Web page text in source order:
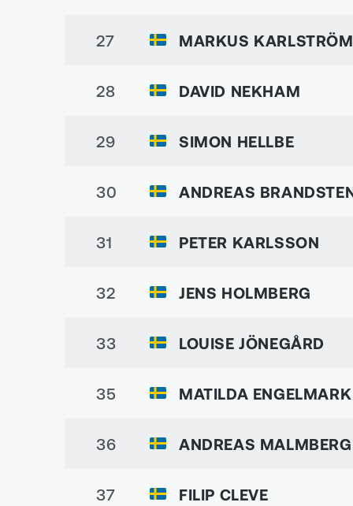
27 MARKUS KARLSTRÖM
28 DAVID NEKHAM
29 SIMON HELLBE
30 ANDREAS
31 PETER KARLSSON
32 JENS HOLMBERG
33 LOUISE JÖNEGÅRD
35 MATILDA ENGELMARK
36 ANDREAS MALMBERG
37 FILIP CLEVE